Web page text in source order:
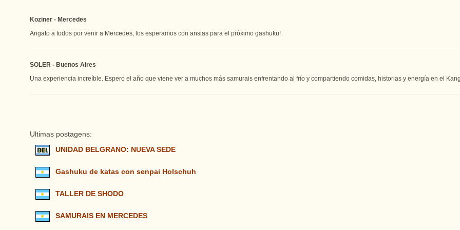
Koziner - Mercedes
Arigato a todos por venir a Mercedes, los esperamos con ansias para el próximo gashuku!
SOLER - Buenos Aires
Una experiencia increíble. Espero el año que viene ver a muchos más samurais enfrentando al frío y compartiendo comidas, historias y energía en el
Ultimas postagens:
UNIDAD BELGRANO: NUEVA SEDE
Gashuku de katas con senpai Holschuh
TALLER DE SHODO
SAMURAIS EN MERCEDES